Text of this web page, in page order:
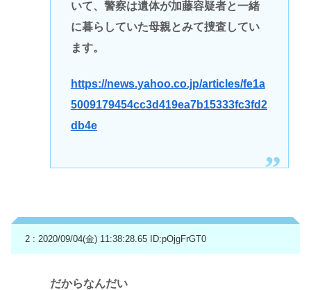
いて、警察は遺体が加藤容疑者と一緒
に暮らしていた母親とみて捜査してい
ます。
https://news.yahoo.co.jp/articles/fe1a
5009179454cc3d419ea7b15333fc3fd2
db4e
2 : 2020/09/04(金) 11:38:28.65 ID:pOjgFrGT0
だからなんだい